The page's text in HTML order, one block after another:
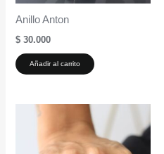
Anillo Anton
$ 30.000
Añadir al carrito